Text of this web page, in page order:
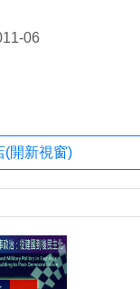
06
(開新視窗)